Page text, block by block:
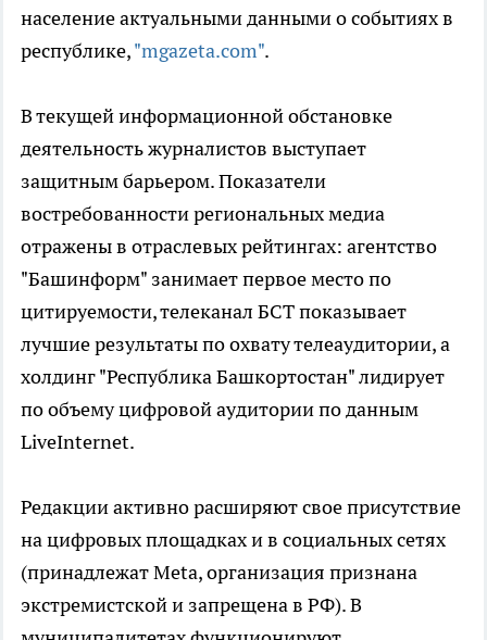
население актуальными данными о событиях в
республике,"mgazeta.com".
В текущей информационной обстановке
деятельность журналистов выступает
защитным барьером. Показатели
востребованности региональных медиа
отражены в отраслевых рейтингах: агентство
"Башинформ" занимает первое место по
цитируемости, телеканал БСТ показывает
лучшие результаты по охвату телеаудитории, а
холдинг "Республика Башкортостан" лидирует
по объему цифровой аудитории по данным
LiveInternet.
Редакции активно расширяют свое присутствие
на цифровых площадках и в социальных сетях
(принадлежат Meta, организация признана
экстремистской и запрещена в РФ). В